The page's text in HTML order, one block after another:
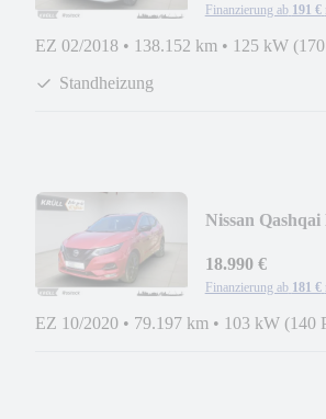
Finanzierung ab 191 €
EZ 02/2018 • 138.152 km • 125 kW
Standheizung
Nissan Qashqai
18.990 €
Finanzierung ab 181 €
EZ 10/2020 • 79.197 km • 103 kW (140